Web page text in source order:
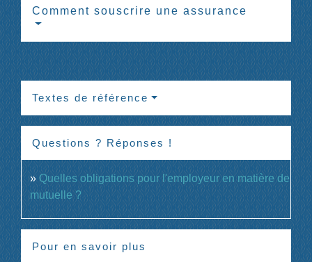
Comment souscrire une assurance
Textes de référence
Questions ? Réponses !
Quelles obligations pour l'employeur en matière de
mutuelle ?
Pour en savoir plus